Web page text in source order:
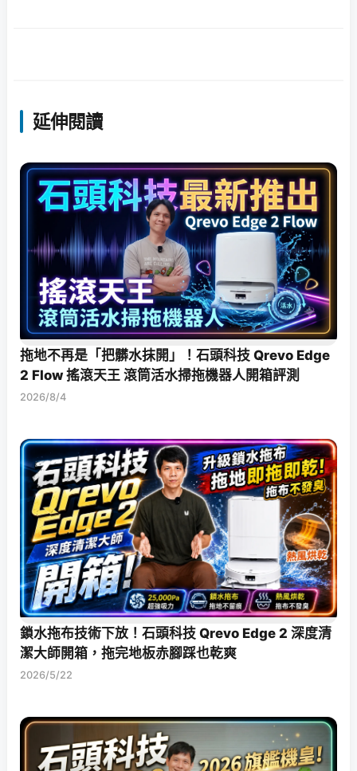
延伸閱讀
拖地不再是「把髒水抹開」！石頭科技 Qrevo Edge
2 Flow 搖滾天王 滾筒活水掃拖機器人開箱評測
2026/8/4
鎖水拖布技術下放！石頭科技 Qrevo Edge 2 深度清
潔大師開箱，拖完地板赤腳踩也乾爽
2026/5/22